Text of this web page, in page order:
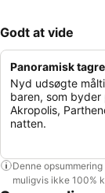
Godt at vide
Panoramisk
Nyd udsøgte
baren, som
Akropolis,
natten.
Denne
muligvis ikke 100%